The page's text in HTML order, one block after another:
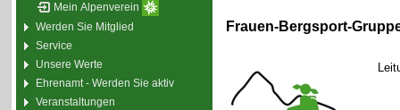
Mein Alpenverein
Werden Sie Mitglied
Service
Unsere Werte
Ehrenamt - Werden Sie aktiv
Veranstaltungen
Frauen-Bergsport-